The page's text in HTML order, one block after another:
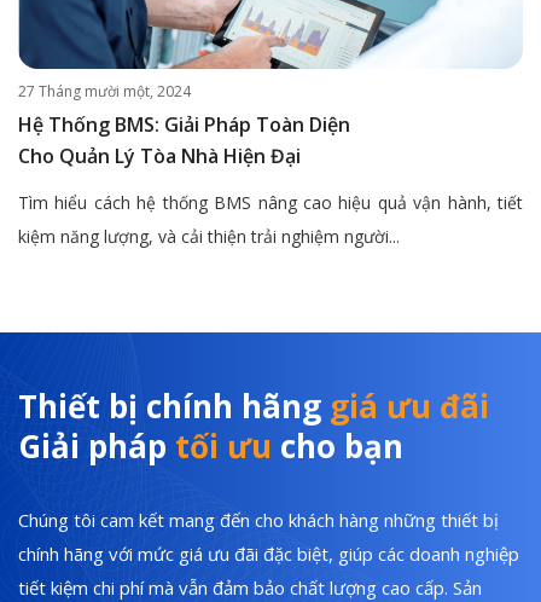
27 Tháng mười một, 2024
Hệ Thống BMS: Giải Pháp Toàn Diện
Cho Quản Lý Tòa Nhà Hiện Đại
Tìm hiểu cách hệ thống BMS nâng cao hiệu quả vận hành, tiết
kiệm năng lượng, và cải thiện trải nghiệm người...
Thiết bị chính hãng giá ưu đãi
Giải pháp tối ưu cho bạn
Chúng tôi cam kết mang đến cho khách hàng những thiết bị
chính hãng với mức giá ưu đãi đặc biệt, giúp các doanh nghiệp
tiết kiệm chi phí mà vẫn đảm bảo chất lượng cao cấp. Sản